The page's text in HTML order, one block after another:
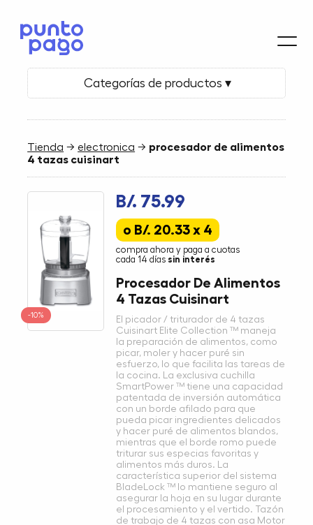
Categorías de productos ▾
Tienda →electronica → procesador de alimentos
4 tazas cuisinart
-10%
B/. 75.99
o B/. 20.33 x 4
compra ahora y paga a cuotas
cada 14 días sin interés
Procesador De Alimentos
4 Tazas Cuisinart
El picador / triturador de 4 tazas
Cuisinart Elite Collection ™ maneja
la preparación de alimentos, como
picar, moler y hacer puré sin
esfuerzo, lo que facilita las tareas de
la cocina. La exclusiva cuchilla
SmartPower ™ tiene una capacidad
patentada de inversión automática
con un borde afilado para que
pueda picar ingredientes delicados
y hacer puré de alimentos blandos,
mientras que el borde romo puede
triturar sus especias favoritas y
alimentos más duros. La
característica superior del sistema
BladeLock ™ lo mantiene seguro al
asegurar la hoja en su lugar durante
el procesamiento y el vertido. Tazón
de trabajo de 4 tazas con asa Motor